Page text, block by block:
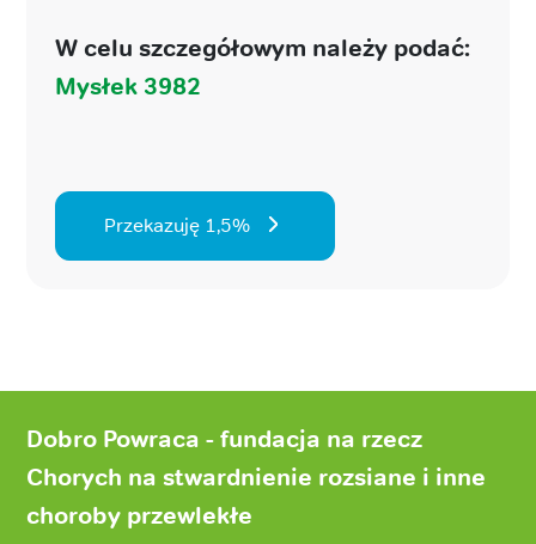
W celu szczegółowym należy podać:
Mysłek 3982
Przekazuję 1,5%
stronyDobro Powraca - fundacja na rzecz
Chorych na stwardnienie rozsiane i inne
choroby przewlekłe